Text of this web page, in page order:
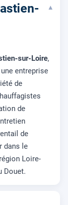
▾
sur-Loire,
entreprise
de
de
de
dans le
Loire-
Douet.